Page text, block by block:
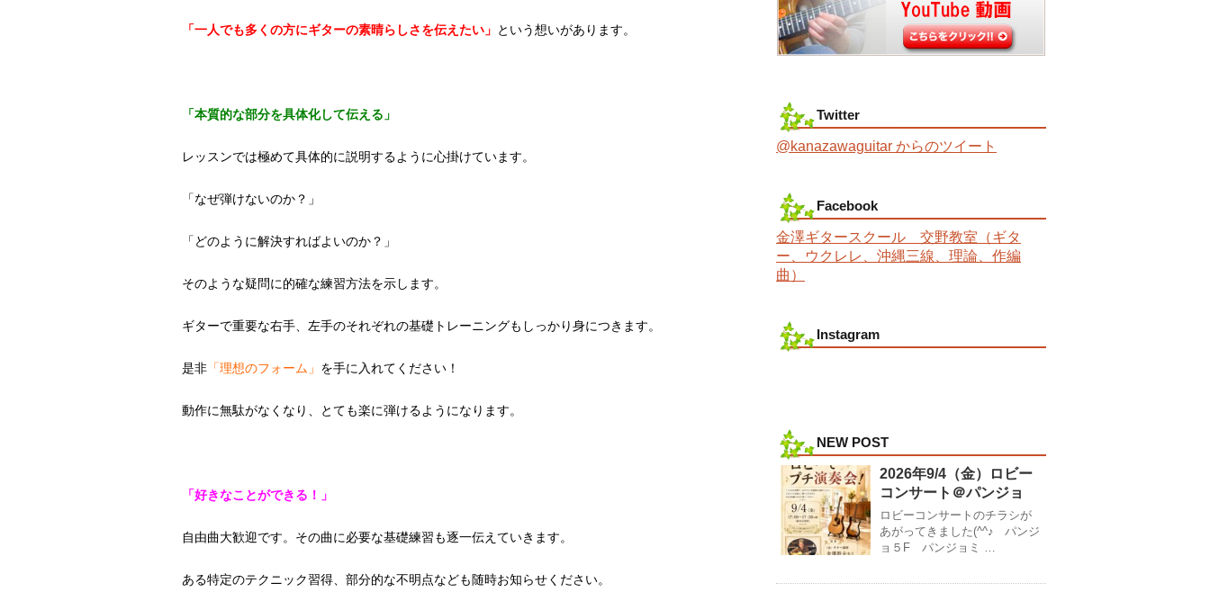
「一人でも多くの方にギターの素晴らしさを伝えたい」 という想いがあります。
「本質的な部分を具体化して伝える」
レッスンでは極めて具体的に説明するように心掛けています。
「なぜ弾けないのか？」
「どのように解決すればよいのか？」
そのような疑問に的確な練習方法を示します。
ギターで重要な右手、左手のそれぞれの基礎トレーニングもしっかり身につきます。
是非 「理想のフォーム」 を手に入れてください！
動作に無駄がなくなり、とても楽に弾けるようになります。
「好きなことができる！」
自由曲大歓迎です。その曲に必要な基礎練習も逐一伝えていきます。
ある特定のテクニック習得、部分的な不明点なども随時お知らせください。
Twitter
@kanazawaguitar からのツイート
Facebook
金澤ギタースクール 交野教室（ギタ
ー、ウクレレ、沖縄三線、理論、作編
曲）
Instagram
NEW POST
2026年9/4（金）ロビー
コンサート＠パンジョ
ロビーコンサートのチラシが
あがってきました(^^♪ パンジ
ョ５F パンジョミ …